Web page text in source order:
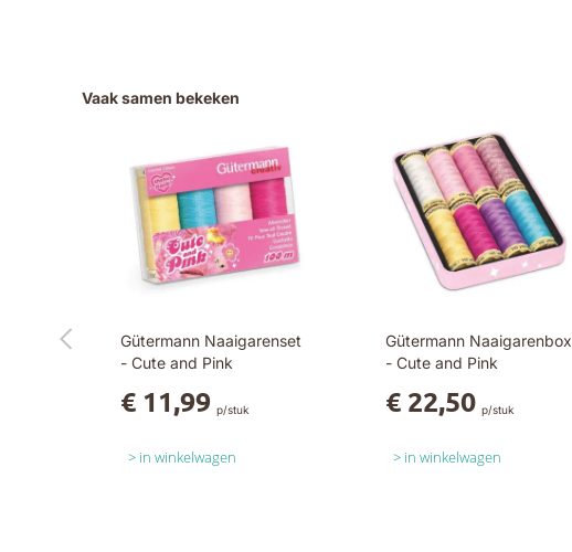
Vaak samen bekeken
Gütermann Naaigarenset
- Cute and Pink
€ 11,99 p/stuk
in winkelwagen
Gütermann Naaigarenbox
- Cute and Pink
€ 22,50 p/stuk
in winkelwagen